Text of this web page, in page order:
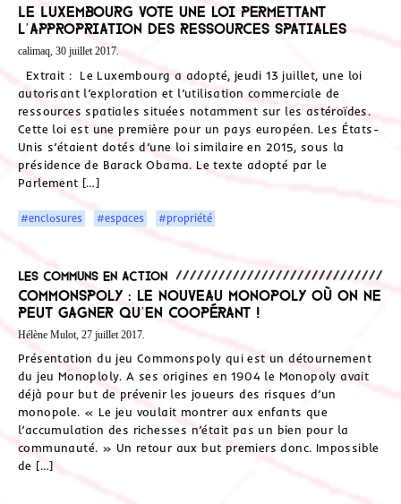
Le Luxembourg vote une loi permettant
l’appropriation des ressources spatiales
calimaq, 30 juillet 2017.
Extrait : Le Luxembourg a adopté, jeudi 13 juillet, une loi
autorisant l’exploration et l’utilisation commerciale de
ressources spatiales situées notamment sur les astéroïdes.
Cette loi est une première pour un pays européen. Les États-
Unis s’étaient dotés d’une loi similaire en 2015, sous la
présidence de Barack Obama. Le texte adopté par le
Parlement […]
#enclosures #espaces #propriété
Les communs en action
Commonspoly : le nouveau Monopoly où on ne
peut gagner qu’en coopérant !
Hélène Mulot, 27 juillet 2017.
Présentation du jeu Commonspoly qui est un détournement
du jeu Monoploly. A ses origines en 1904 le Monopoly avait
déjà pour but de prévenir les joueurs des risques d’un
monopole. « Le jeu voulait montrer aux enfants que
l’accumulation des richesses n’était pas un bien pour la
communauté. » Un retour aux but premiers donc. Impossible
de […]